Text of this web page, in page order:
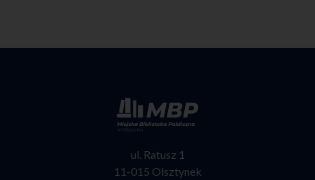
ul. Ratusz 1
11-015 Olsztynek